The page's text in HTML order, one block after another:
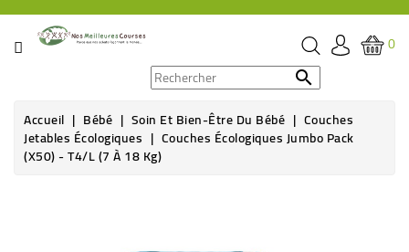
CATÉGORIE
ÉPICERIE
0

Accueil Bébé Soin Et Bien-Être Du Bébé Couches
Jetables Écologiques Couches Écologiques Jumbo Pack
(x50) - T4/L (7 À 18 Kg)